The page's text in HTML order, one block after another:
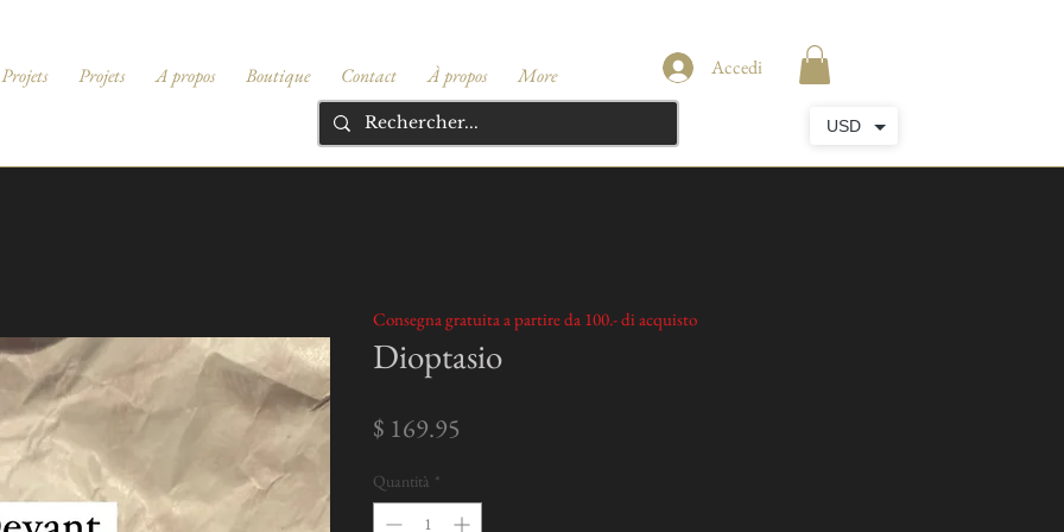
Projets Projets A propos Boutique Contact À propos More Accedi
Dioptasio
$ 169.95
Quantità *
Consegna gratuita a partire da 100.- di acquisto
USD